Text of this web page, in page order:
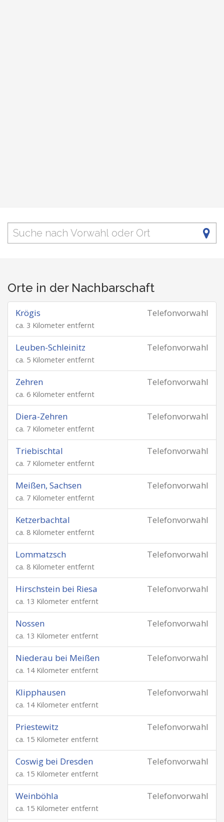
Orte in der Nachbarschaft
Telefonvorwahl
Krögis
ca. 3 Kilometer entfernt
Telefonvorwahl
Leuben-Schleinitz
ca. 5 Kilometer entfernt
Telefonvorwahl
Zehren
ca. 6 Kilometer entfernt
Telefonvorwahl
Diera-Zehren
ca. 7 Kilometer entfernt
Telefonvorwahl
Triebischtal
ca. 7 Kilometer entfernt
Telefonvorwahl
Meißen, Sachsen
ca. 7 Kilometer entfernt
Telefonvorwahl
Ketzerbachtal
ca. 8 Kilometer entfernt
Telefonvorwahl
Lommatzsch
ca. 8 Kilometer entfernt
Telefonvorwahl
Hirschstein bei Riesa
ca. 13 Kilometer entfernt
Telefonvorwahl
Nossen
ca. 13 Kilometer entfernt
Telefonvorwahl
Niederau bei Meißen
ca. 14 Kilometer entfernt
Telefonvorwahl
Klipphausen
ca. 14 Kilometer entfernt
Telefonvorwahl
Priestewitz
ca. 15 Kilometer entfernt
Telefonvorwahl
Coswig bei Dresden
ca. 15 Kilometer entfernt
Telefonvorwahl
Weinböhla
ca. 15 Kilometer entfernt